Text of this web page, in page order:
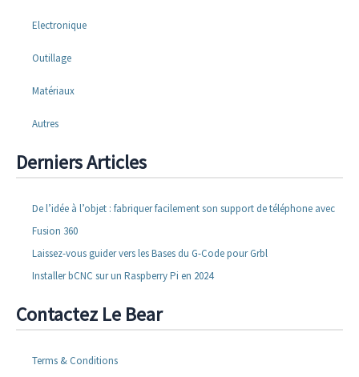
Electronique
Outillage
Matériaux
Autres
Derniers Articles
De l’idée à l’objet : fabriquer facilement son support de téléphone avec
Fusion 360
Laissez-vous guider vers les Bases du G-Code pour Grbl
Installer bCNC sur un Raspberry Pi en 2024
Contactez Le Bear
Terms & Conditions